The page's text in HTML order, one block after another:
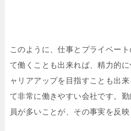
このように、仕事とプライベー
て働くことも出来れば、精力的
ャリアアップを目指すことも出
て非常に働きやすい会社です。
員が多いことが、その事実を反映